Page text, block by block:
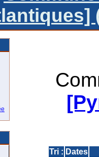
Tri : Dates